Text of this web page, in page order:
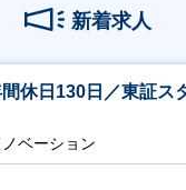
新着求人
間休日130日／東証ス
ベーション